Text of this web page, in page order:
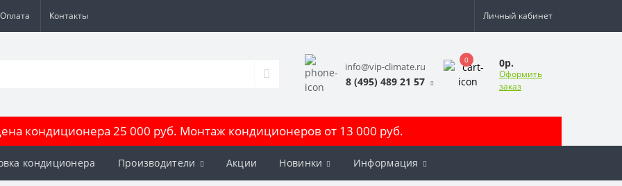
Оплата Контакты Личный кабинет
info@vip-climate.ru
8 (495) 489 21 57
0 0р.
Оформить
заказ
кондиционера 25 000 руб. Монтаж кондиционеров от 13 000 руб.
кондиционера Производители Акции Новинки Информация